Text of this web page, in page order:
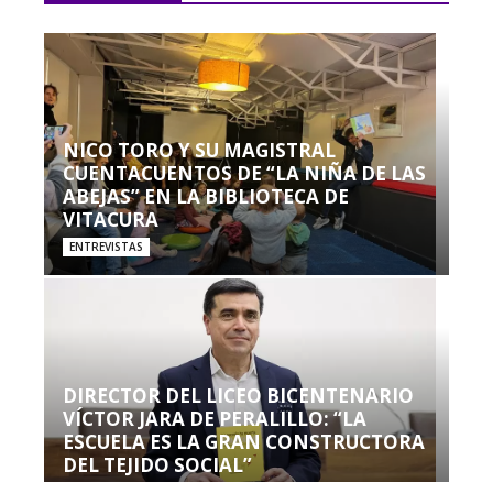
NICO TORO Y SU MAGISTRAL
CUENTACUENTOS DE “LA NIÑA DE LAS
ABEJAS” EN LA BIBLIOTECA DE
VITACURA
ENTREVISTAS
DIRECTOR DEL LICEO BICENTENARIO
VÍCTOR JARA DE PERALILLO: “LA
ESCUELA ES LA GRAN CONSTRUCTORA
DEL TEJIDO SOCIAL”